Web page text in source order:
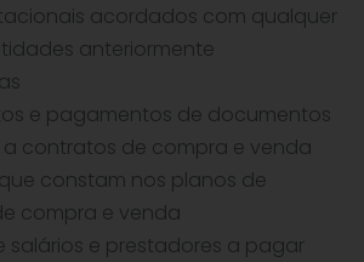
acordados com qualquer
anteriormente
e pagamentos de documentos
contratos de compra e venda
constam nos planos de
compra e venda
salários e prestadores a pagar